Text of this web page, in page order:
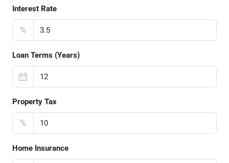
Interest Rate
%
Loan Terms (Years)
Property Tax
%
Home Insurance